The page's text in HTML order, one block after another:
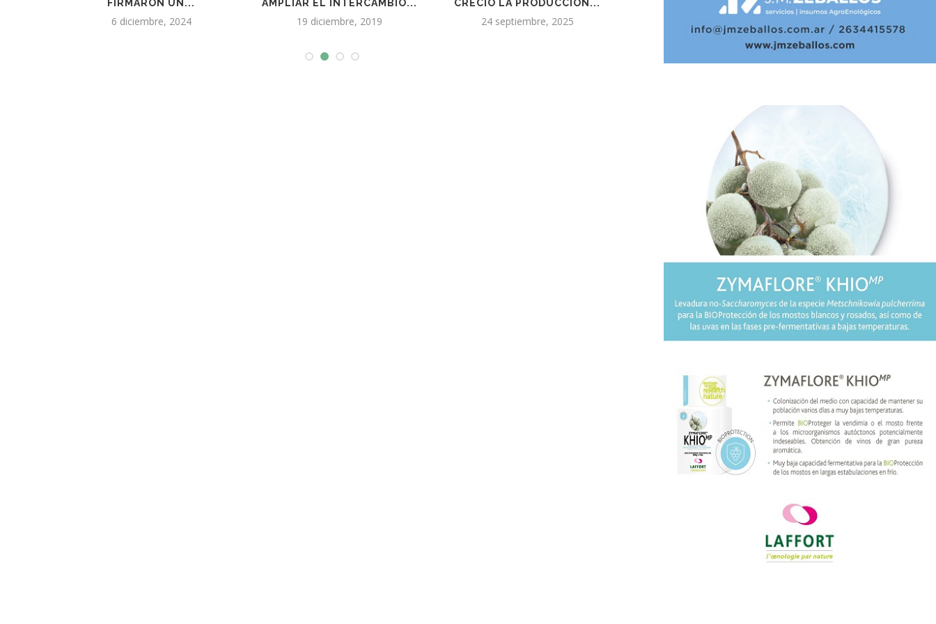
AMPLIAR EL INTERCAMBIO...
19 diciembre, 2019
CRECIÓ LA PRODUCCIÓN...
24 septiembre, 2025
100 VINOS DE...
16 marzo, 2023
MUNDIAL DE VINO...
EXPORTÓ -